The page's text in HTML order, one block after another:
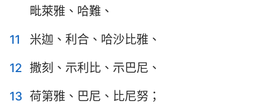
哈該書
瑪拉基書
毗萊雅、哈難、
11
米迦、利合、哈沙比雅、
12 撒刻、示利比、示巴尼、
13 荷第雅、巴尼、比尼努；